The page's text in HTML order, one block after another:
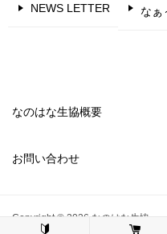
NEWS LETTER な
なのはな生協概要
お問い合わせ
Copyright © 2026 なのはな生協